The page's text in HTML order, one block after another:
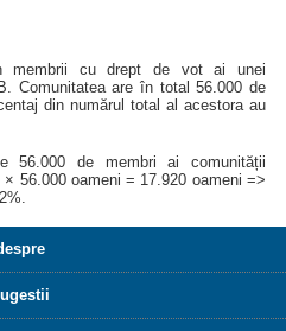
membrii cu drept de vot ai unei
Comunitatea are în total 56.000 de
din numărul total al acestora au
56.000 de membri ai comunității
56.000 oameni = 17.920 oameni =>